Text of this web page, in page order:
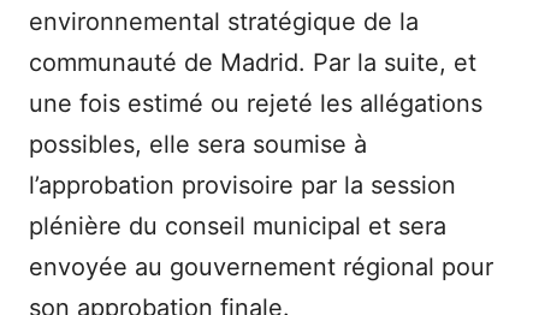
environnemental stratégique de la
communauté de Madrid. Par la suite, et
une fois estimé ou rejeté les allégations
possibles, elle sera soumise à
l’approbation provisoire par la session
plénière du conseil municipal et sera
envoyée au gouvernement régional pour
son approbation finale.